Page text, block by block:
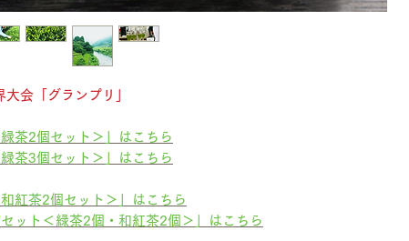
会「グランプリ」
緑茶2個セット＞」はこちら
緑茶3個セット＞」はこちら
和紅茶2個セット＞」はこちら
セット＜緑茶2個・和紅茶2個＞」はこちら